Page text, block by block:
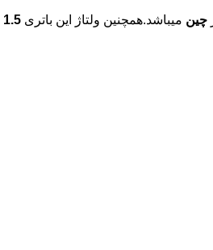
چین میباشد.همچنین ولتاژ این باتری 1.5